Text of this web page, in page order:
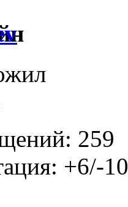
259
+6/-10